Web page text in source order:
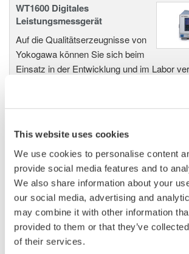
This website uses cookies
We use cookies to personalise content
provide social media features and to
We also share information about your
our social media, advertising and
may combine it with other information
provided to them or that they’ve
of their services.
WT1600 Digitales
Leistungsmessgerät
Auf die Qualitätserzeugnisse von
Yokogawa können Sie sich beim
Einsatz in der Entwicklung und im Labor
WT1600 verfügt über insgesamt sechs
WT1800 High Performance
Leistungsanalysator
Das Highend-Gerät WT1800 ist
der Nachfolger des WT1600 und
eignet sich für unterschiedlichste
Energieeinsparung bis hin zu
Lasten. Der WT1800 kann mit bis zu sechs